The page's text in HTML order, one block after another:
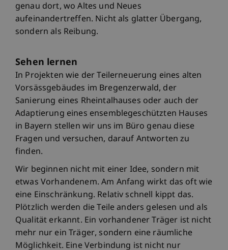
genau dort, wo Altes und Neues
aufeinandertreffen. Nicht als glatter Übergang,
sondern als Reibung.
Sehen lernen
In Projekten wie der Teilerneuerung eines alten
Vorsässgebäudes im Bregenzerwald, der
Sanierung eines Rheintalhauses oder auch der
Adaptierung eines ensemblegeschützten Hauses
in Bayern stellen wir uns im Büro genau diese
Fragen und versuchen, darauf Antworten zu
finden.
Wir beginnen nicht mit einer Idee, sondern mit
etwas Vorhandenem. Am Anfang wirkt das oft wie
eine Einschränkung. Relativ schnell kippt das.
Plötzlich werden die Teile anders gelesen und als
Qualität erkannt. Ein vorhandener Träger ist nicht
mehr nur ein Träger, sondern eine räumliche
Möglichkeit. Eine Verbindung ist nicht nur